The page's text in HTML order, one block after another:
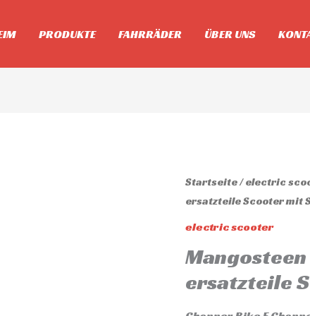
PRODUKTE FAHRRÄDER ÜBER UNS
Startseite/electric
ersatzteile Scooter mit
electric scooter
Mangosteen
ersatzteile
Mangosteen
E
Chopper
Scooter
mit